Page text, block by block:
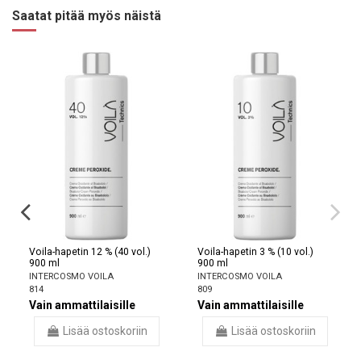
Saatat pitää myös näistä
Voila-hapetin 12 % (40 vol.)
900 ml
INTERCOSMO VOILA
814
Vain ammattilaisille
Lisää ostoskoriin
Voila-hapetin 3 % (10 vol.)
900 ml
INTERCOSMO VOILA
809
Vain ammattilaisille
Lisää ostoskoriin